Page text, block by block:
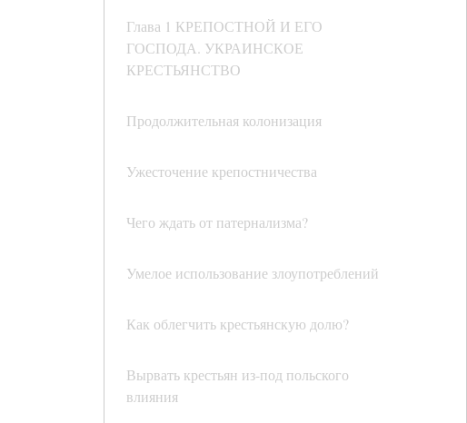
Глава 1 КРЕПОСТНОЙ И ЕГО
ГОСПОДА. УКРАИНСКОЕ
КРЕСТЬЯНСТВО
Продолжительная колонизация
Ужесточение крепостничества
Чего ждать от патернализма?
Умелое использование злоупотреблений
Как облегчить крестьянскую долю?
Вырвать крестьян из-под польского
влияния